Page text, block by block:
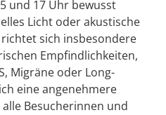
und 17 Uhr bewusst
Licht oder akustische
sich insbesondere
Empfindlichkeiten,
Migräne oder Long-
eine angenehmere
Besucherinnen und